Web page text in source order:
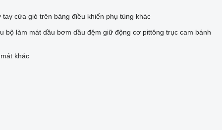
tay cửa gió trên bảng điều khiển phụ tùng khác
bộ làm mát dầu bơm dầu đệm giữ động cơ pittông trục cam bánh
khác